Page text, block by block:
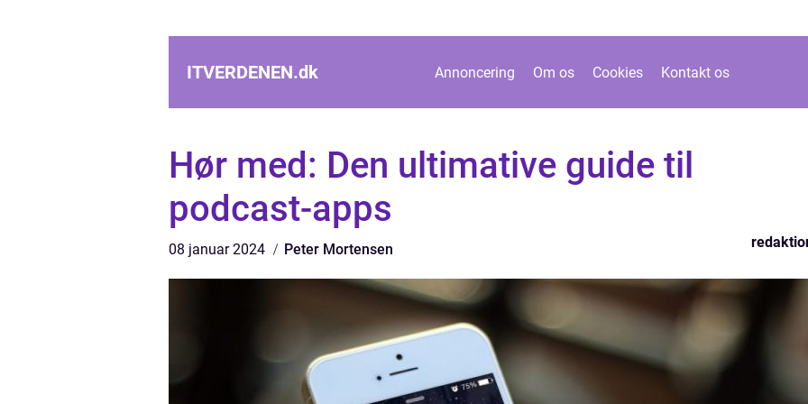
ITVERDENEN.dk Annoncering Om os Cookies Kontakt os
Hør med: Den ultimative guide til
podcast-apps
08 januar 2024 Peter Mortensen